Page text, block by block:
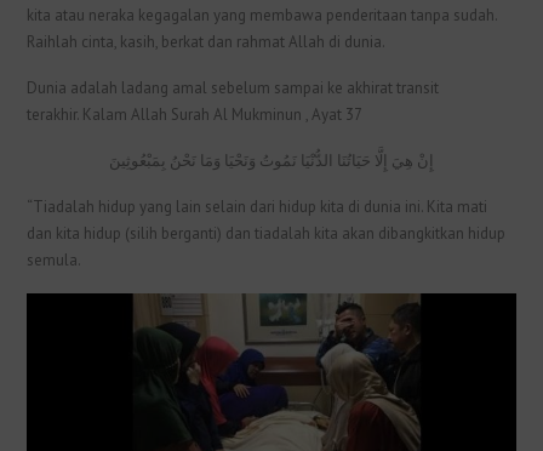
kita atau neraka kegagalan yang membawa penderitaan tanpa sudah.
Raihlah cinta, kasih, berkat dan rahmat Allah di dunia.
Dunia adalah ladang amal sebelum sampai ke akhirat transit
terakhir. Kalam Allah Surah Al Mukminun , Ayat 37
إِنْ هِيَ إِلَّا حَيَاتُنَا الدُّنْيَا نَمُوتُ وَنَحْيَا وَمَا نَحْنُ بِمَبْعُوثِينَ
“Tiadalah hidup yang lain selain dari hidup kita di dunia ini. Kita mati
dan kita hidup (silih berganti) dan tiadalah kita akan dibangkitkan hidup
semula.